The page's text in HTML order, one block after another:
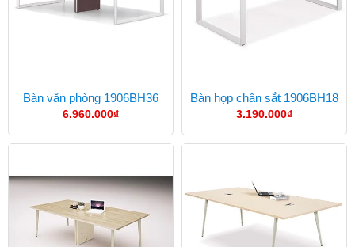
Bàn văn phòng 1906BH36
6.960.000₫
Bàn họp chân sắt 1906BH18
3.190.000₫